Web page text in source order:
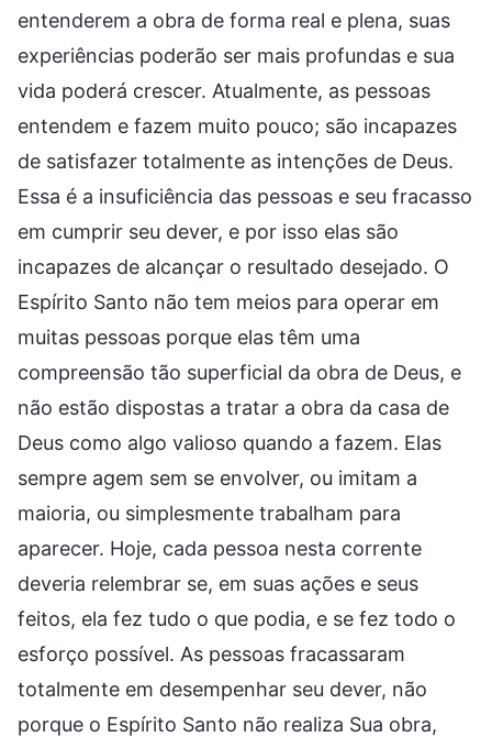
entenderem a obra de forma real e plena, suas
experiências poderão ser mais profundas e sua
vida poderá crescer. Atualmente, as pessoas
entendem e fazem muito pouco; são incapazes
de satisfazer totalmente as intenções de Deus.
Essa é a insuficiência das pessoas e seu fracasso
em cumprir seu dever, e por isso elas são
incapazes de alcançar o resultado desejado. O
Espírito Santo não tem meios para operar em
muitas pessoas porque elas têm uma
compreensão tão superficial da obra de Deus, e
não estão dispostas a tratar a obra da casa de
Deus como algo valioso quando a fazem. Elas
sempre agem sem se envolver, ou imitam a
maioria, ou simplesmente trabalham para
aparecer. Hoje, cada pessoa nesta corrente
deveria relembrar se, em suas ações e seus
feitos, ela fez tudo o que podia, e se fez todo o
esforço possível. As pessoas fracassaram
totalmente em desempenhar seu dever, não
porque o Espírito Santo não realiza Sua obra,